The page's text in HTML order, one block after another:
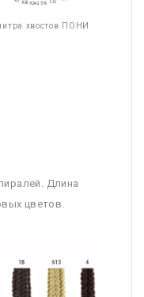
хвостов ПОНИ
Длина
цветов.